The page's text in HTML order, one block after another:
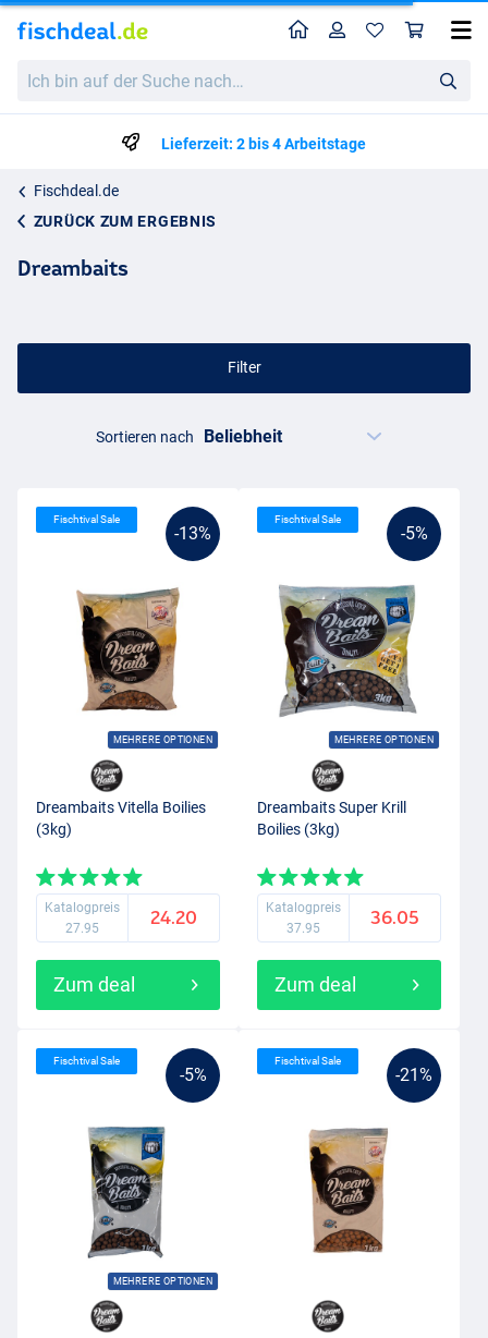
bin
HomeProfil
Lieferzeit: 2 bis 4 Arbeitstage
Fischdeal.de
ZURÜCK ZUM ERGEBNIS
Dreambaits
Filter
Sortieren nach
-13%
MEHRERE OPTIONEN
Fischtival Sale
Dreambaits Vitella Boilies
(3kg)
Katalogpreis
27.95
24.20
Zum deal
-5%
MEHRERE OPTIONEN
Fischtival Sale
Dreambaits Super Krill
Boilies (3kg)
Katalogpreis
37.95
36.05
Zum deal
-5%
MEHRERE OPTIONEN
Fischtival Sale
-21%
Fischtival Sale